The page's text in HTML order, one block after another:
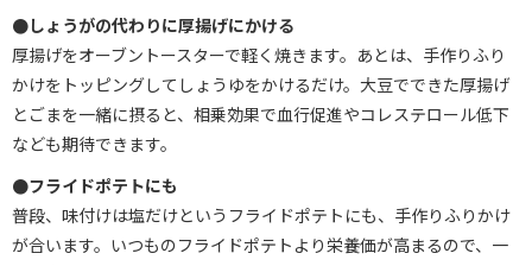
●しょうがの代わりに厚揚げにかける
厚揚げをオーブントースターで軽く焼きます。あとは、手作りふり
かけをトッピングしてしょうゆをかけるだけ。大豆でできた厚揚げ
とごまを一緒に摂ると、相乗効果で血行促進やコレステロール低下
なども期待できます。
●フライドポテトにも
普段、味付けは塩だけというフライドポテトにも、手作りふりかけ
が合います。いつものフライドポテトより栄養価が高まるので、一